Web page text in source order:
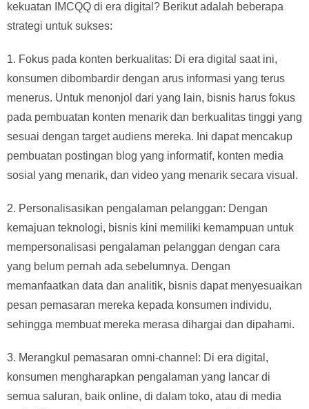
kekuatan IMCQQ di era digital? Berikut adalah beberapa
strategi untuk sukses:
1. Fokus pada konten berkualitas: Di era digital saat ini,
konsumen dibombardir dengan arus informasi yang terus
menerus. Untuk menonjol dari yang lain, bisnis harus fokus
pada pembuatan konten menarik dan berkualitas tinggi yang
sesuai dengan target audiens mereka. Ini dapat mencakup
pembuatan postingan blog yang informatif, konten media
sosial yang menarik, dan video yang menarik secara visual.
2. Personalisasikan pengalaman pelanggan: Dengan
kemajuan teknologi, bisnis kini memiliki kemampuan untuk
mempersonalisasi pengalaman pelanggan dengan cara
yang belum pernah ada sebelumnya. Dengan
memanfaatkan data dan analitik, bisnis dapat menyesuaikan
pesan pemasaran mereka kepada konsumen individu,
sehingga membuat mereka merasa dihargai dan dipahami.
3. Merangkul pemasaran omni-channel: Di era digital,
konsumen mengharapkan pengalaman yang lancar di
semua saluran, baik online, di dalam toko, atau di media